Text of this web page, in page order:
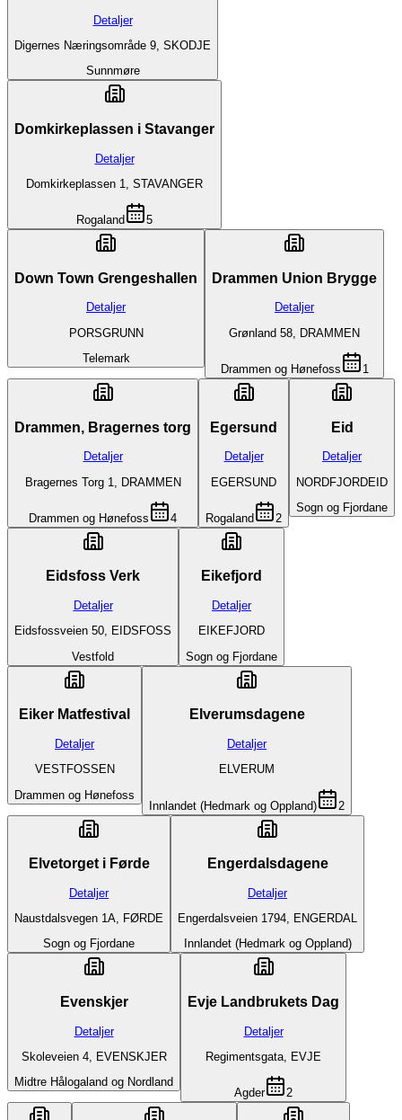
Detaljer
Digernes Næringsområde 9, SKODJE
Sunnmøre
Domkirkeplassen i Stavanger
Detaljer
Domkirkeplassen 1, STAVANGER
Rogaland 5
Down Town Grengeshallen
Detaljer
PORSGRUNN
Telemark
Drammen Union Brygge
Detaljer
Grønland 58, DRAMMEN
Drammen og Hønefoss 1
Drammen, Bragernes torg
Detaljer
Bragernes Torg 1, DRAMMEN
Drammen og Hønefoss 4
Egersund
Detaljer
EGERSUND
Rogaland 2
Eid
Detaljer
NORDFJORDEID
Sogn og Fjordane
Eidsfoss Verk
Detaljer
Eidsfossveien 50, EIDSFOSS
Vestfold
Eikefjord
Detaljer
EIKEFJORD
Sogn og Fjordane
Eiker Matfestival
Detaljer
VESTFOSSEN
Drammen og Hønefoss
Elverumsdagene
Detaljer
ELVERUM
Innlandet (Hedmark og Oppland) 2
Elvetorget i Førde
Detaljer
Naustdalsvegen 1A, FØRDE
Sogn og Fjordane
Engerdalsdagene
Detaljer
Engerdalsveien 1794, ENGERDAL
Innlandet (Hedmark og Oppland)
Evenskjer
Detaljer
Skoleveien 4, EVENSKJER
Midtre Hålogaland og Nordland
Evje Landbrukets Dag
Detaljer
Regimentsgata, EVJE
Agder 2